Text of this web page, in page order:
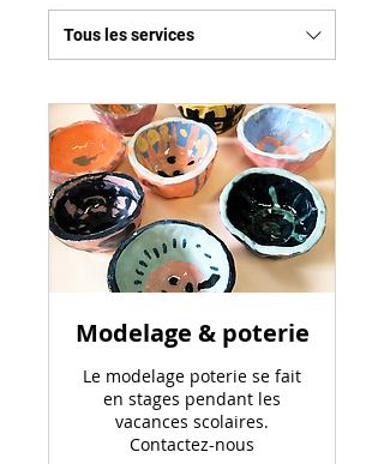
Tous les services
Modelage & poterie
Le modelage poterie se fait
en stages pendant les
vacances scolaires.
Contactez-nous